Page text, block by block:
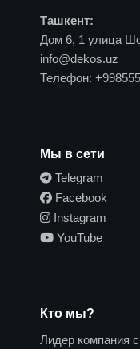
Ташкент:
Дом 6, 1 улица
info@dekos.uz
Телефон:
Мы в сети
Telegram
Facebook
Instagram
YouTube
Кто мы?
Лидер компания